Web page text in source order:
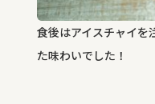
食後はアイスチャイを
た味わいでした！